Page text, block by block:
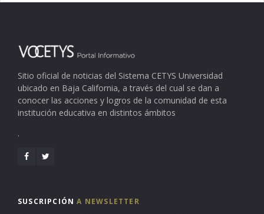
Sitio oficial de noticias del Sistema CETYS Universidad
ubicado en Baja California, a través del cual se dan a
conocer las acciones y logros de la comunidad de esta
institución educativa en distintos ámbitos
.
SUSCRIPCIÓNA NEWSLETTER